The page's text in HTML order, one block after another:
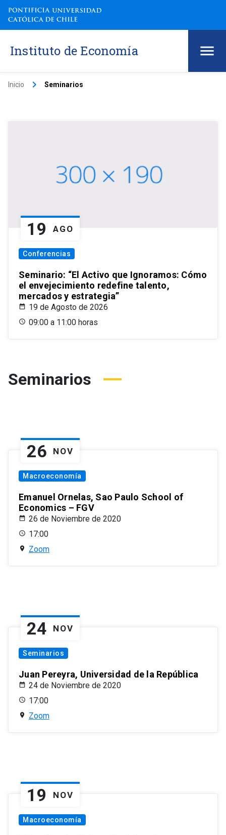
Instituto de Economía
Inicio keyboard_arrow_right Seminarios
19 AGO
Conferencias
Seminario: “El Activo que Ignoramos: Cómo
el envejecimiento redefine talento,
mercados y estrategia”
19 de Agosto de 2026
09:00 a 11:00 horas
Seminarios
26 NOV
Macroeconomía
Emanuel Ornelas, Sao Paulo School of
Economics – FGV
26 de Noviembre de 2020
17:00
Zoom
24 NOV
Seminarios
Juan Pereyra, Universidad de la República
24 de Noviembre de 2020
17:00
Zoom
19 NOV
Macroeconomía